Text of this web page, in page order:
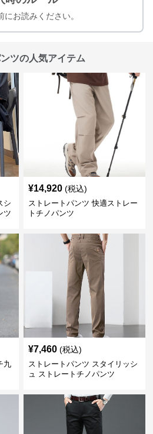
にお読みください。
ツの人気アイテム
シ
ツ
¥14,920 (税込)
ストレートパンツ 快適ストレー
トチノパンツ
九
¥7,460 (税込)
ストレートパンツ スタイリッシ
ュ ストレートチノパンツ